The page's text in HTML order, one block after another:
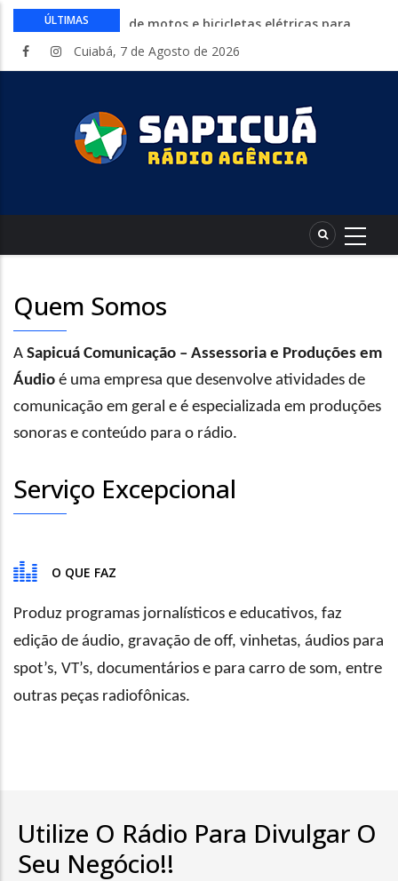
ÚLTIMAS
de motos e bicicletas elétricas para
entregadores
Circuito Fazenda Rosa estreia na
Várzea Grande oferece mais de 500
vagas de emprego em mutirão nesta
sexta-feira
Lei torna mais rígidas punições para
Cuiabá, 7 de Agosto de 2026
Quem Somos
A Sapicuá Comunicação – Assessoria e Produções em
Áudio é uma empresa que desenvolve atividades de
comunicação em geral e é especializada em produções
sonoras e conteúdo para o rádio.
Serviço Excepcional
O QUE FAZ
Produz programas jornalísticos e educativos, faz
edição de áudio, gravação de off, vinhetas, áudios para
spot’s, VT’s, documentários e para carro de som, entre
outras peças radiofônicas.
Utilize O Rádio Para Divulgar O
Seu Negócio!!